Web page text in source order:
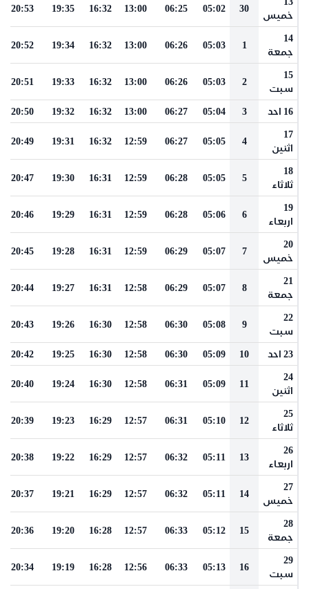
خميس
30
05:02
06:25
13:00
16:32
19:35
20:53
14
جمعة
1
05:03
06:26
13:00
16:32
19:34
20:52
15
سبت
2
05:03
06:26
13:00
16:32
19:33
20:51
16 احد 3
05:04
06:27
13:00
16:32
19:32
20:50
17
اثنين
4
05:05
06:27
12:59
16:32
19:31
20:49
18
ثلاثاء
5
05:05
06:28
12:59
16:31
19:30
20:47
19
اربعاء
6
05:06
06:28
12:59
16:31
19:29
20:46
20
خميس
7
05:07
06:29
12:59
16:31
19:28
20:45
21
جمعة
8
05:07
06:29
12:58
16:31
19:27
20:44
22
سبت
9
05:08
06:30
12:58
16:30
19:26
20:43
23 احد 10
05:09
06:30
12:58
16:30
19:25
20:42
24
اثنين
11
05:09
06:31
12:58
16:30
19:24
20:40
25
ثلاثاء
12
05:10
06:31
12:57
16:29
19:23
20:39
26
اربعاء
13
05:11
06:32
12:57
16:29
19:22
20:38
27
خميس
14
05:11
06:32
12:57
16:29
19:21
20:37
28
جمعة
15
05:12
06:33
12:57
16:28
19:20
20:36
29
سبت
16
05:13
06:33
12:56
16:28
19:19
20:34